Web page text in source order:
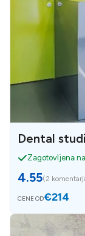
Dental
Zagotovljena
4.55(2
CENE OD€214